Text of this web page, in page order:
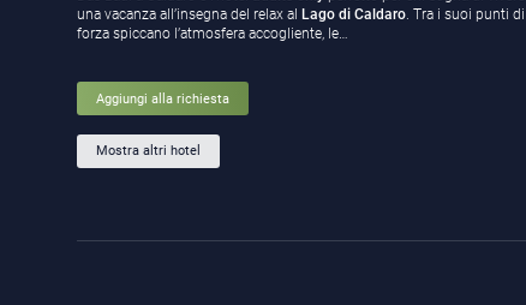
una vacanza all’insegna del relax al Lago di Caldaro. Tra i suoi punti di
forza spiccano l’atmosfera accogliente, le…
Aggiungi alla richiesta
Mostra altri hotel